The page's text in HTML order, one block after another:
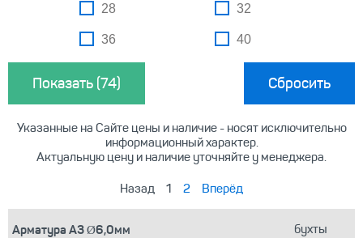
28 32
36 40
Сбросить
Указанные на Сайте цены и наличие - носят исключительно
информационный характер.
Актуальную цену и наличие уточняйте у менеджера.
Назад 1 2 Вперёд
Арматура А3 Ø6,0мм
бухты